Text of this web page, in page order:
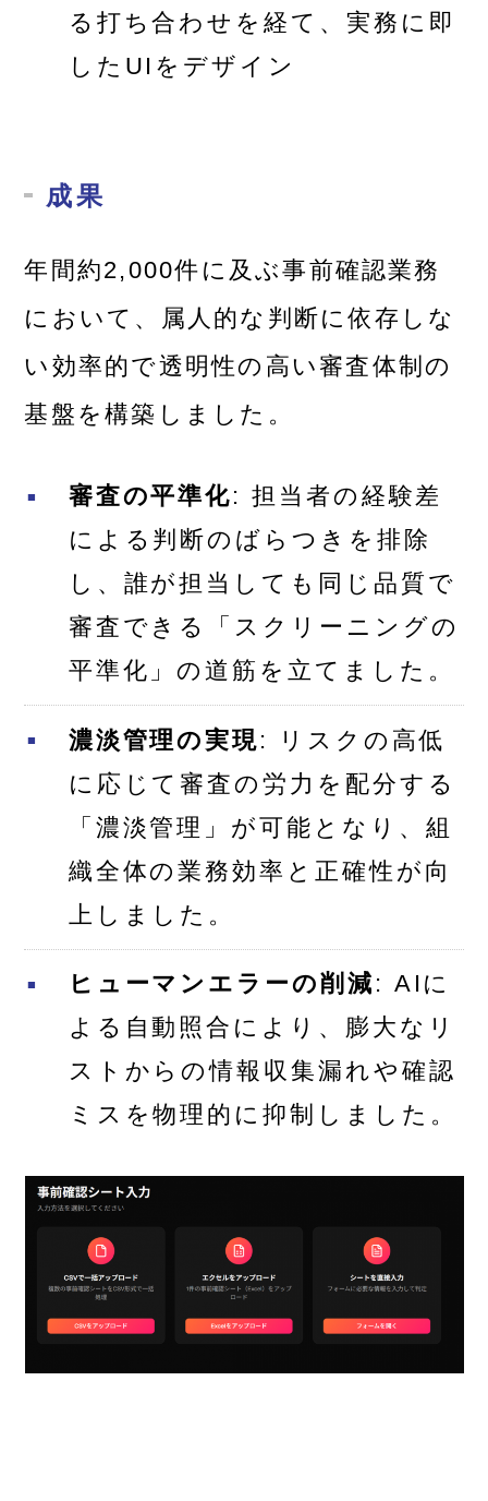
る打ち合わせを経て、実務に即
したUIをデザイン
成果
年間約2,000件に及ぶ事前確認業務
において、属人的な判断に依存しな
い効率的で透明性の高い審査体制の
基盤を構築しました。
審査の平準化: 担当者の経験差
による判断のばらつきを排除
し、誰が担当しても同じ品質で
審査できる「スクリーニングの
平準化」の道筋を立てました。
濃淡管理の実現: リスクの高低
に応じて審査の労力を配分する
「濃淡管理」が可能となり、組
織全体の業務効率と正確性が向
上しました。
ヒューマンエラーの削減 : AIに
よる自動照合により、膨大なリ
ストからの情報収集漏れや確認
ミスを物理的に抑制しました。